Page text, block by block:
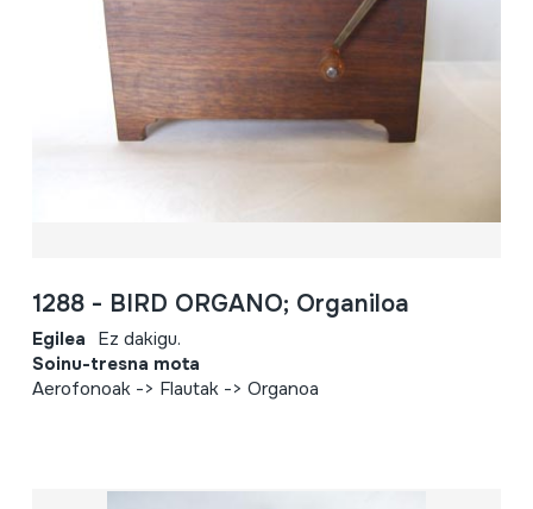
1288 - BIRD ORGANO; Organiloa
Egilea Ez dakigu.
Soinu-tresna mota
Aerofonoak -> Flautak -> Organoa